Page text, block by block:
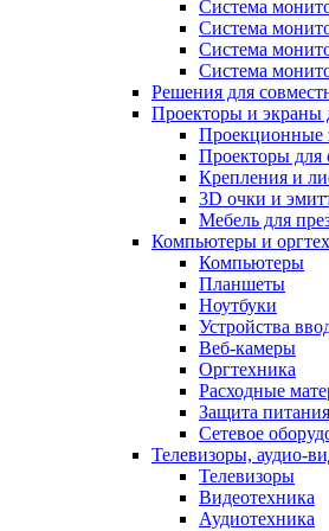
Система
Система
Система
Система
Решения для
Проекторы и экраны
Проекционные
Проекторы для
Крепления и
3D очки и
Мебель для
Компьютеры и
Компьютеры
Планшеты
Ноутбуки
Устройства
Веб-камеры
Оргтехника
Расходные
Защита питания
Сетевое
Телевизоры, аудио-
Телевизоры
Видеотехника
Аудиотехника